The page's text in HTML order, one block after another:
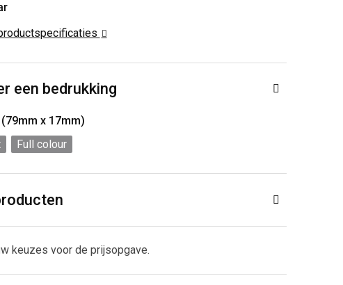
een bedrukking
x 17mm)
Full colour
keuzes voor de prijsopgave.